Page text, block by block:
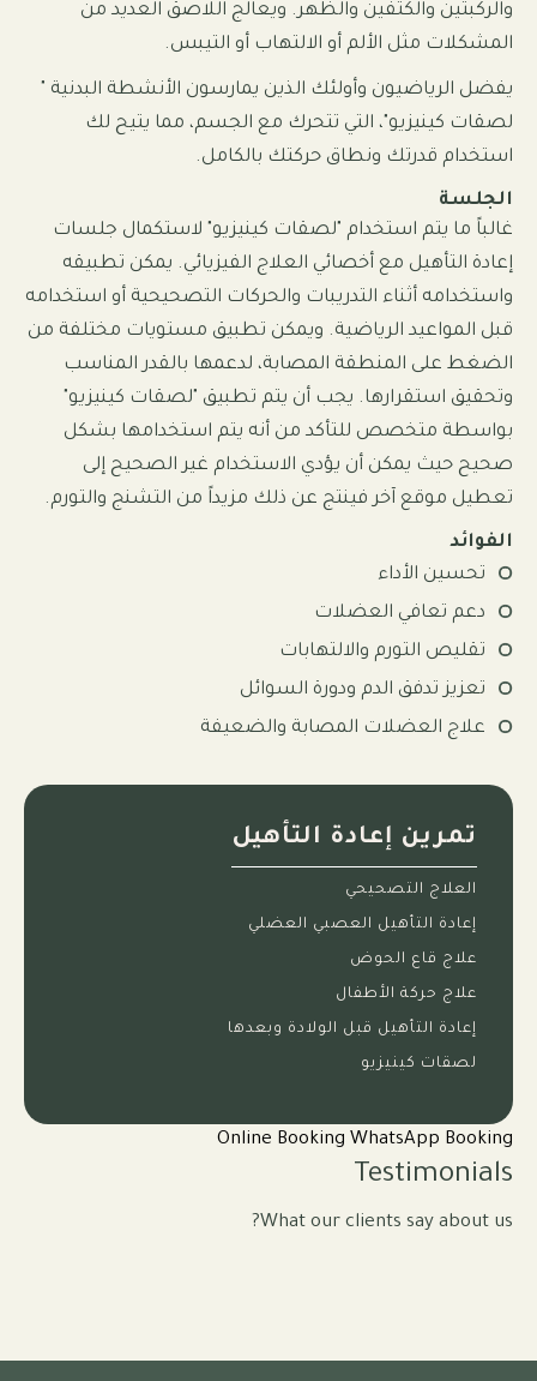
تمرين إعادة التأهيل
العلاج التصحيحي
إعادة التأهيل العصبي العضلي
علاج قاع الحوض
علاج حركة الأطفال
إعادة التأهيل قبل الولادة وبعدها
لصقات كينيزيو
والركبتين والكتفين والظهر. ويعالج اللاصق العديد من
المشكلات مثل الألم أو الالتهاب أو التيبس.
يفضل الرياضيون وأولئك الذين يمارسون الأنشطة البدنية "
لصقات كينيزيو"، التي تتحرك مع الجسم، مما يتيح لك
استخدام قدرتك ونطاق حركتك بالكامل.
الجلسة
غالباً ما يتم استخدام "لصقات كينيزيو" لاستكمال جلسات
إعادة التأهيل مع أخصائي العلاج الفيزيائي. يمكن تطبيقه
واستخدامه أثناء التدريبات والحركات التصحيحية أو استخدامه
قبل المواعيد الرياضية. ويمكن تطبيق مستويات مختلفة من
الضغط على المنطقة المصابة، لدعمها بالقدر المناسب
وتحقيق استقرارها. يجب أن يتم تطبيق "لصقات كينيزيو"
بواسطة متخصص للتأكد من أنه يتم استخدامها بشكل
صحيح حيث يمكن أن يؤدي الاستخدام غير الصحيح إلى
تعطيل موقع آخر فينتج عن ذلك مزيداً من التشنج والتورم.
الفوائد
تحسين الأداء
دعم تعافي العضلات
تقليص التورم والالتهابات
تعزيز تدفق الدم ودورة السوائل
علاج العضلات المصابة والضعيفة
Online Booking WhatsApp Booking
Testimonials
What our clients say about us?